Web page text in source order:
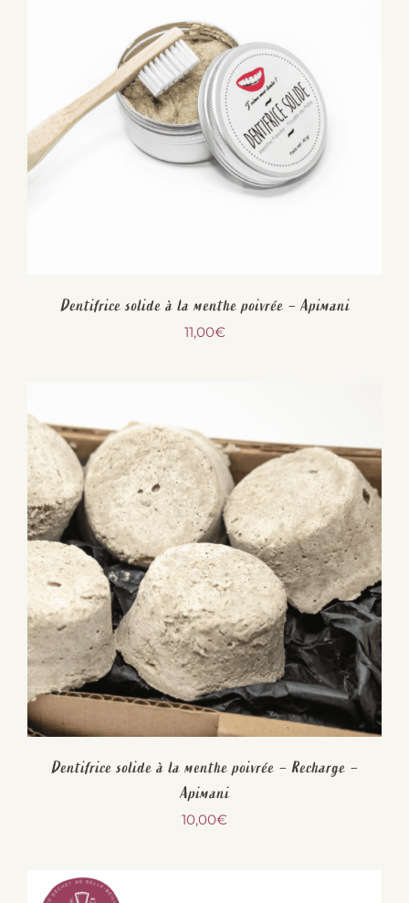
Dentifrice solide à la menthe poivrée – Apimani
11,00€
Dentifrice solide à la menthe poivrée – Recharge –
Apimani
10,00€